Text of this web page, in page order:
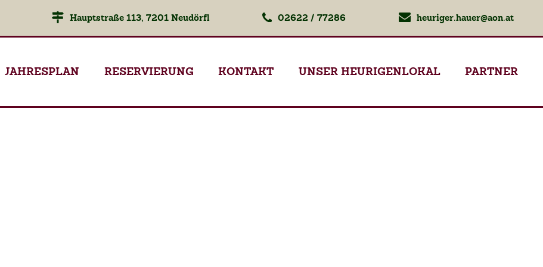
Hauptstraße 113, 7201 Neudörfl 02622 / 77286 heuriger.hauer@aon.at
JAHRESPLAN RESERVIERUNG KONTAKT UNSER HEURIGENLOKAL PARTNER